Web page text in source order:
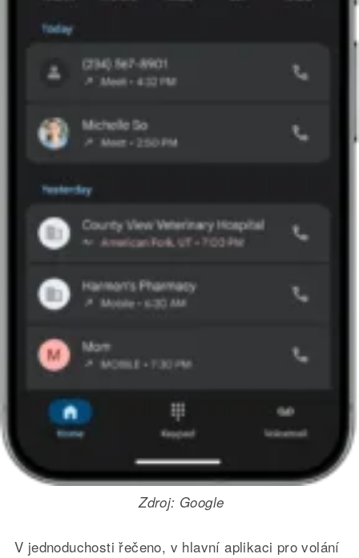
Zdroj: Google
V jednoduchosti řečeno, v hlavní aplikaci pro volání